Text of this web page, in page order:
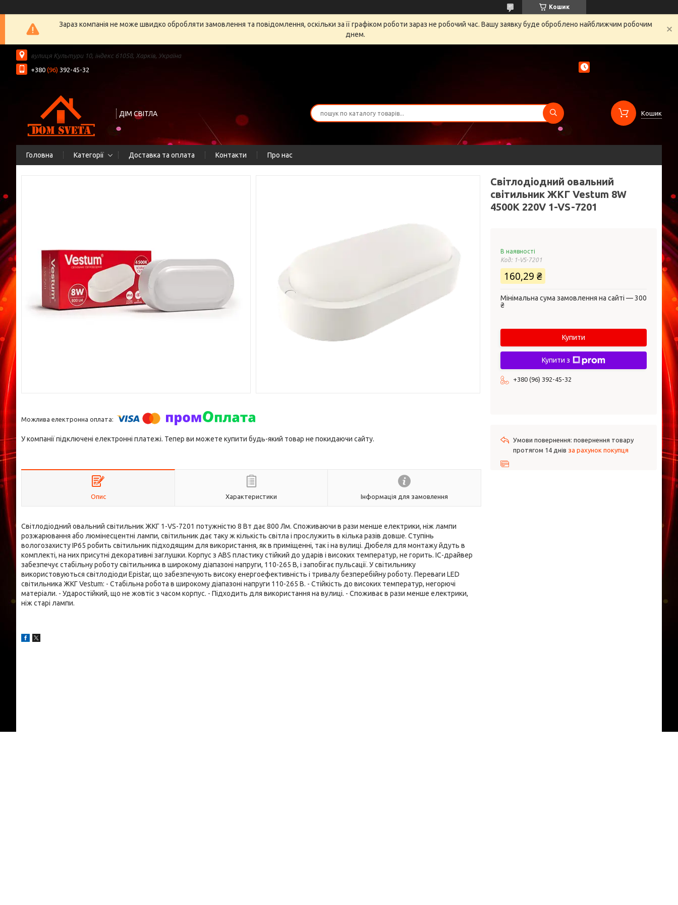
Кошик
Зараз компанія не може швидко обробляти замовлення та повідомлення, оскільки за її графіком роботи зараз не робочий час. Вашу заявку буде оброблено найближчим робочим
днем.
вулиця Культури 10, індекс 61058, Харків, Україна
+380 (96) 392-45-32
ДІМ СВІТЛА Кошик
Головна Категорії Доставка та оплата Контакти Про нас
У компанії підключені електронні платежі. Тепер ви можете купити будь-який товар не покидаючи сайту.
Опис Характеристики Інформація для замовлення
Світлодіодний овальний світильник ЖКГ 1-VS-7201 потужністю 8 Вт дає 800 Лм. Споживаючи в рази менше електрики, ніж лампи
розжарювання або люмінесцентні лампи, світильник дає таку ж кількість світла і прослужить в кілька разів довше. Ступінь
вологозахисту IP65 робить світильник підходящим для використання, як в приміщенні, так і на вулиці. Дюбеля для монтажу йдуть в
комплекті, на них присутні декоративні заглушки. Корпус з ABS пластику стійкий до ударів і високих температур, не горить. IC-драйвер
забезпечує стабільну роботу світильника в широкому діапазоні напруги, 110-265 В, і запобігає пульсації. У світильнику
використовуються світлодіоди Epistar, що забезпечують високу енергоефективність і тривалу безперебійну роботу. Переваги LED
світильника ЖКГ Vestum: - Стабільна робота в широкому діапазоні напруги 110-265 В. - Стійкість до високих температур, негорючі
матеріали. - Ударостійкий, що не жовтіє з часом корпус. - Підходить для використання на вулиці. - Споживає в рази менше електрики,
ніж старі лампи.
Світлодіодний овальний
світильник ЖКГ Vestum 8W
4500K 220V 1-VS-7201
В наявності
Код: 1-VS-7201
160,29 ₴
Мінімальна сума замовлення на сайті — 300
₴
Купити
Купити з
+380 (96) 392-45-32
повернення товару
протягом 14 днів за рахунок покупця